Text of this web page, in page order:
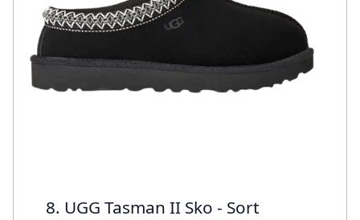
8. UGG Tasman II Sko - Sort